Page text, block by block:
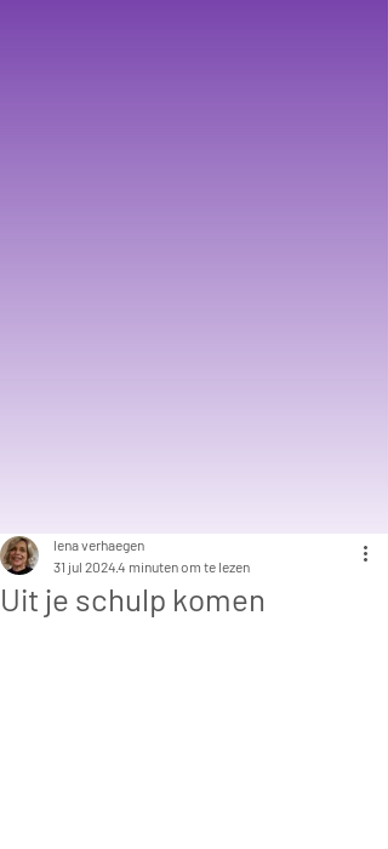
Uit je schulp komen
lena verhaegen
31 jul 20244 minuten om te lezen